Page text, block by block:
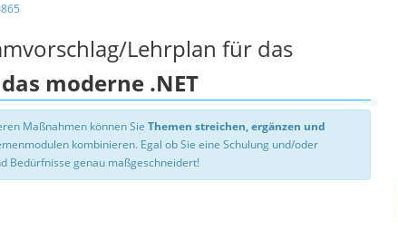
Lehrplan für das
moderne .NET
Maßnahmen können Sie Themen streichen, ergänzen und
kombinieren. Egal ob Sie eine Schulung und/oder
Bedürfnisse genau maßgeschneidert!